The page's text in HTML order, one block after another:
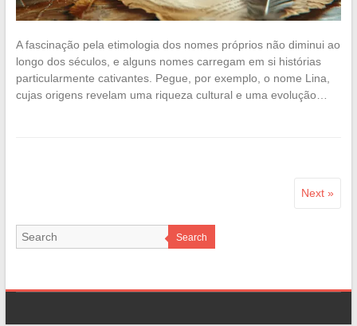
A fascinação pela etimologia dos nomes próprios não diminui ao
longo dos séculos, e alguns nomes carregam em si histórias
particularmente cativantes. Pegue, por exemplo, o nome Lina,
cujas origens revelam uma riqueza cultural e uma evolução…
Next »
Search